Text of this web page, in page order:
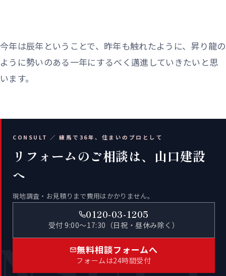
今年は辰年ということで、昨年も触れたように、昇り龍の
ように勢いのある一年にするべく邁進していきたいと思
います。
CONSULT ／ 練馬で36年、住まいのプロとして
リフォームのご相談は、山口建設
へ
現地調査・お見積りまで費用はかかりません。
0120-03-1205
受付 9:00〜17:30（日祝・昼休み除く）
無料相談フォームへ
フォームは24時間受付